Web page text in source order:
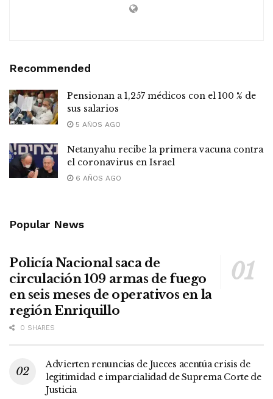
Recommended
Pensionan a 1,257 médicos con el 100 % de
sus salarios
5 AÑOS AGO
Netanyahu recibe la primera vacuna contra
el coronavirus en Israel
6 AÑOS AGO
Popular News
Policía Nacional saca de
circulación 109 armas de fuego
en seis meses de operativos en la
región Enriquillo
0 SHARES
Advierten renuncias de Jueces acentúa crisis de
legitimidad e imparcialidad de Suprema Corte de
Justicia